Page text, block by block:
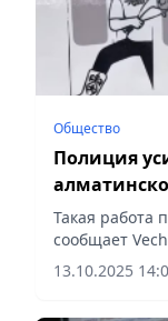
Общество
Полиция
Такая работа
сообщает
13.10.2025